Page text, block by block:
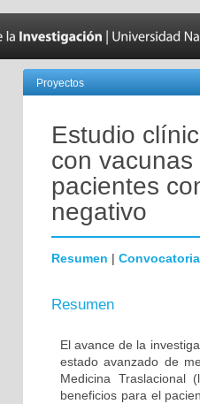
Proyectos
Estudio
con
pacientes
negativo
Resumen | Convocatoria
Resumen
El avance de la
estado avanzado de
Medicina
beneficios para el